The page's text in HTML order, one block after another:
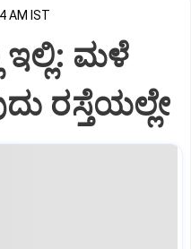
AM IST
ಮಳೆ
ರಸ್ತೆಯಲ್ಲೇ